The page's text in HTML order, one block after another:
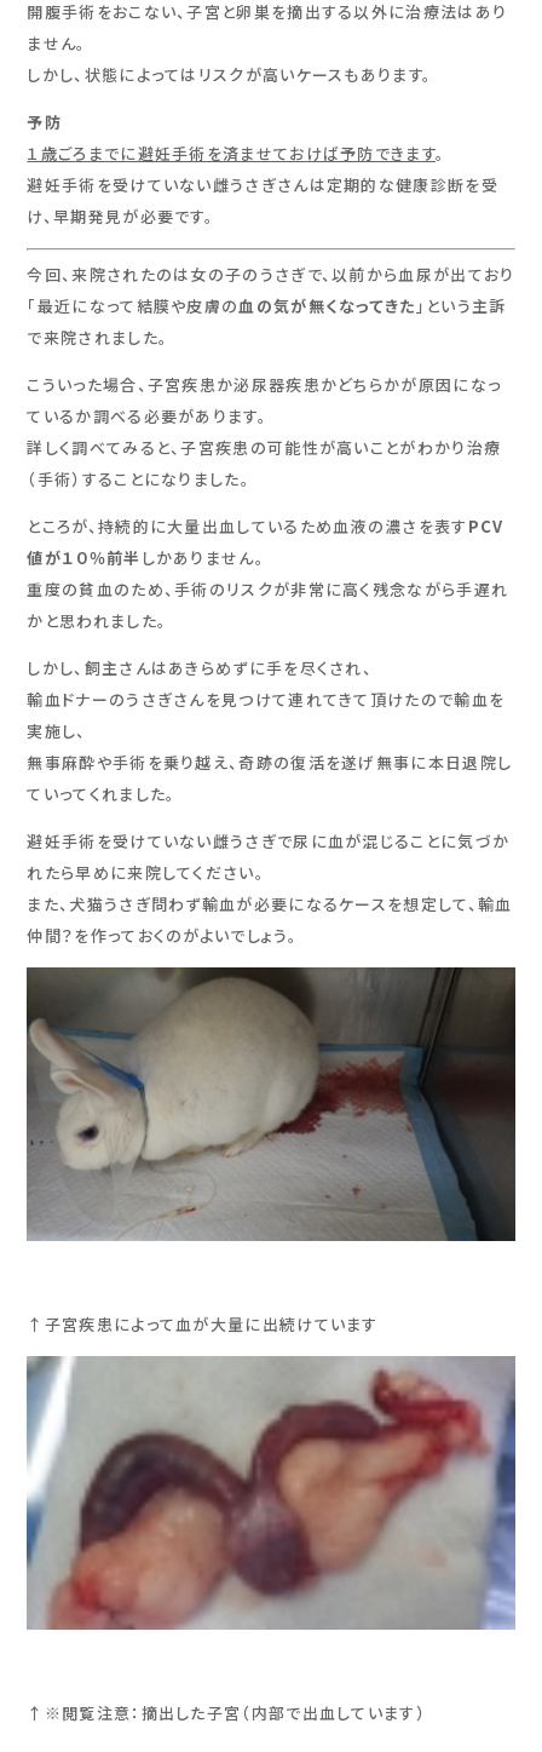
開腹手術をおこない、子宮と卵巣を摘出する以外に治療法はあり
ません。
しかし、状態によってはリスクが高いケースもあります。
予防
１歳ごろまでに避妊手術を済ませておけば予防できます。
避妊手術を受けていない雌うさぎさんは定期的な健康診断を受
け、早期発見が必要です。
今回、来院されたのは女の子のうさぎで、以前から血尿が出ており
「最近になって結膜や皮膚の血の気が無くなってきた 」という主訴
で来院されました。
こういった場合、子宮疾患か泌尿器疾患かどちらかが原因になっ
ているか調べる必要があります。
詳しく調べてみると、子宮疾患の可能性が高いことがわかり治療
（手術）することになりました。
ところが、持続的に大量出血しているため血液の濃さを表す PCV
値が１０％前半 しかありません。
重度の貧血のため、手術のリスクが非常に高く残念ながら手遅れ
かと思われました。
しかし、飼主さんはあきらめずに手を尽くされ、
輸血ドナーのうさぎさんを見つけて連れてきて頂けたので輸血を
実施し、
無事麻酔や手術を乗り越え、奇跡の復活を遂げ無事に本日退院し
ていってくれました。
避妊手術を受けていない雌うさぎで尿に血が混じることに気づか
れたら早めに来院してください。
また、犬猫うさぎ問わず輸血が必要になるケースを想定して、輸血
仲間？を作っておくのがよいでしょう。
↑子宮疾患によって血が大量に出続けています
↑※閲覧注意：摘出した子宮（内部で出血しています）